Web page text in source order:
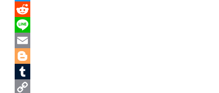
Twitter
Reddit
Line
Email
Blogger
Tumblr